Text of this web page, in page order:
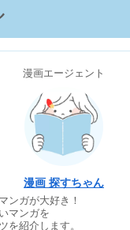
漫画エージェント
漫画 探すちゃん
ンガが大好き！
マンガを
を紹介します。